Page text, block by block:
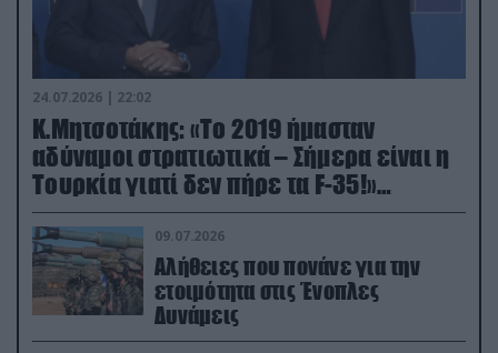
24.07.2026 | 22:02
Κ.Μητσοτάκης: «Το 2019 ήμασταν
αδύναμοι στρατιωτικά – Σήμερα είναι η
Τουρκία γιατί δεν πήρε τα F-35!»
(βίντεο)
09.07.2026
Αλήθειες που πονάνε για την
ετοιμότητα στις Ένοπλες
Δυνάμεις